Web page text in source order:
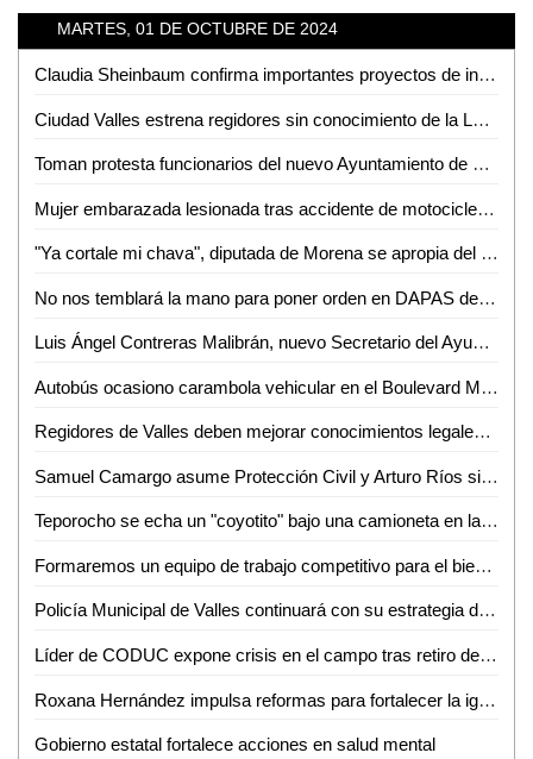
MARTES, 01 DE OCTUBRE DE 2024
Claudia Sheinbaum confirma importantes proyectos de infraestructura para SLP y la Huasteca
Ciudad Valles estrena regidores sin conocimiento de la Ley; prometen estudiarla
Toman protesta funcionarios del nuevo Ayuntamiento de Ciudad Valles
Mujer embarazada lesionada tras accidente de motocicleta en Boulevard México - Laredo
"Ya cortale mi chava", diputada de Morena se apropia del podio en evento de David Medina
No nos temblará la mano para poner orden en DAPAS de Ciudad Valles: Nancy Jeanime
Luis Ángel Contreras Malibrán, nuevo Secretario del Ayuntamiento de Ciudad Valles
Autobús ocasiono carambola vehicular en el Boulevard México - Laredo
Regidores de Valles deben mejorar conocimientos legales: Norberto Orozco del Ángel
Samuel Camargo asume Protección Civil y Arturo Ríos sigue al frente de Policía Municipal
Teporocho se echa un "coyotito" bajo una camioneta en la zona centro de Valles
Formaremos un equipo de trabajo competitivo para el bienestar de los vallenses : Contreras Malibrán
Policía Municipal de Valles continuará con su estrategia de proximidad social
Líder de CODUC expone crisis en el campo tras retiro de subsidios federales
Roxana Hernández impulsa reformas para fortalecer la igualdad de género en SLP
Gobierno estatal fortalece acciones en salud mental